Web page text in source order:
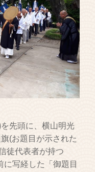
先頭に、横山明光
(お題目が示された
徒代表者が持つ
に写経した「御題目